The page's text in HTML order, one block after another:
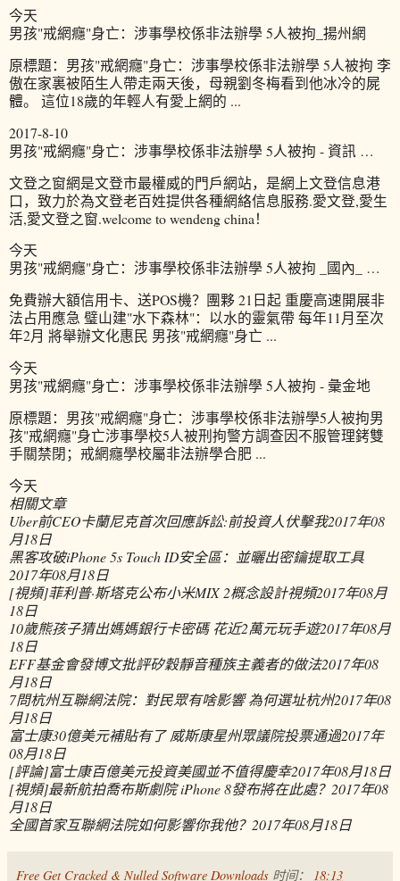
今天
男孩"戒網癮"身亡：涉事學校係非法辦學 5人被拘_揚州網
原標題：男孩"戒網癮"身亡：涉事學校係非法辦學 5人被拘 李
傲在家裏被陌生人帶走兩天後，母親劉冬梅看到他冰冷的屍
體。 這位18歲的年輕人有愛上網的 ...
2017-8-10
男孩"戒網癮"身亡：涉事學校係非法辦學 5人被拘 - 資訊 …
文登之窗網是文登市最權威的門戶網站，是網上文登信息港
口，致力於為文登老百姓提供各種網絡信息服務.愛文登,愛生
活,愛文登之窗.welcome to wendeng china！
今天
男孩"戒網癮"身亡：涉事學校係非法辦學 5人被拘 _國內_ …
免費辦大額信用卡、送POS機？團夥 21日起 重慶高速開展非
法占用應急 璧山建"水下森林"：以水的靈氣帶 每年11月至次
年2月 將舉辦文化惠民 男孩"戒網癮"身亡 ...
今天
男孩"戒網癮"身亡：涉事學校係非法辦學 5人被拘 - 彙金地
原標題：男孩"戒網癮"身亡：涉事學校係非法辦學5人被拘男
孩"戒網癮"身亡涉事學校5人被刑拘警方調查因不服管理銬雙
手關禁閉；戒網癮學校屬非法辦學合肥 ...
今天
相關文章
Uber前CEO卡蘭尼克首次回應訴訟:前投資人伏擊我2017年08
月18日
黑客攻破iPhone 5s Touch ID安全區：並曬出密鑰提取工具
2017年08月18日
[視頻]菲利普·斯塔克公布小米MIX 2概念設計視頻2017年08月
18日
10歲熊孩子猜出媽媽銀行卡密碼 花近2萬元玩手遊2017年08月
18日
EFF基金會發博文批評矽穀靜音種族主義者的做法2017年08
月18日
7問杭州互聯網法院：對民眾有啥影響 為何選址杭州2017年08
月18日
富士康30億美元補貼有了 威斯康星州眾議院投票通過2017年
08月18日
[評論]富士康百億美元投資美國並不值得慶幸2017年08月18日
[視頻]最新航拍喬布斯劇院 iPhone 8發布將在此處？ 2017年08
月18日
全國首家互聯網法院如何影響你我他？ 2017年08月18日
Free Get Cracked & Nulled Software Downloads 时间： 18:13